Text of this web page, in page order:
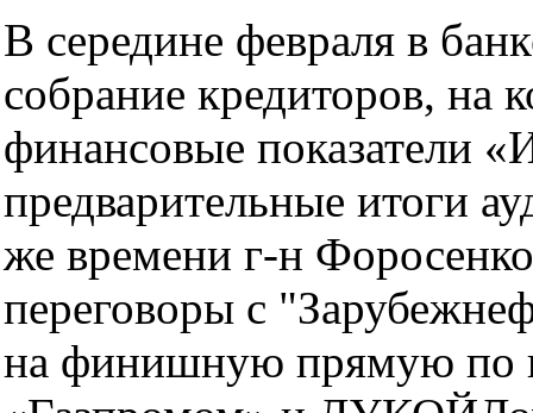
В середине февраля в
собрание кредиторов, на
финансовые показатели
предварительные итоги
же времени г-н
переговоры с
на финишную прямую по